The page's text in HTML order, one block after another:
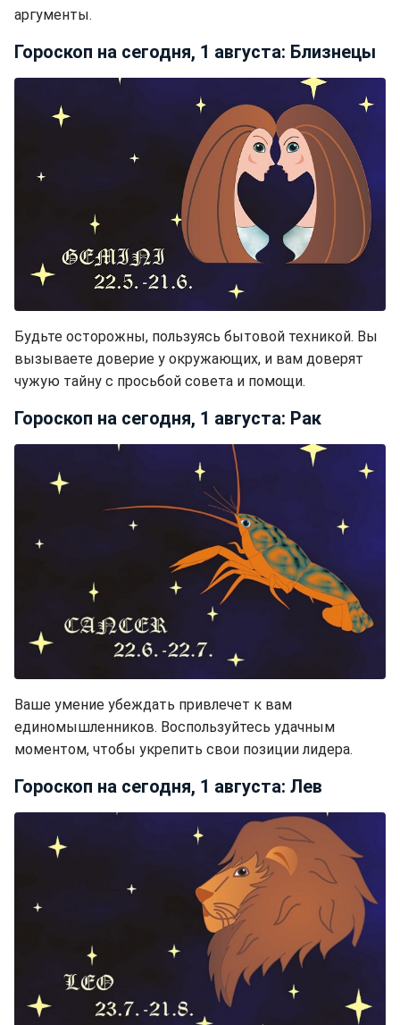
аргументы.
Гороскоп на сегодня, 1 августа: Близнецы
Будьте осторожны, пользуясь бытовой техникой. Вы
вызываете доверие у окружающих, и вам доверят
чужую тайну с просьбой совета и помощи.
Гороскоп на сегодня, 1 августа: Рак
Ваше умение убеждать привлечет к вам
единомышленников. Воспользуйтесь удачным
моментом, чтобы укрепить свои позиции лидера.
Гороскоп на сегодня, 1 августа: Лев